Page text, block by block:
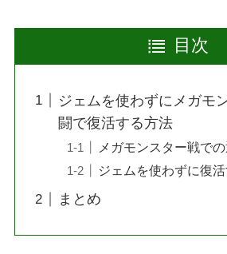
目次
ジェムを使わずにメガモ
闘で復活する方法
メガモンスター戦で
ジェムを使わずに復
まとめ